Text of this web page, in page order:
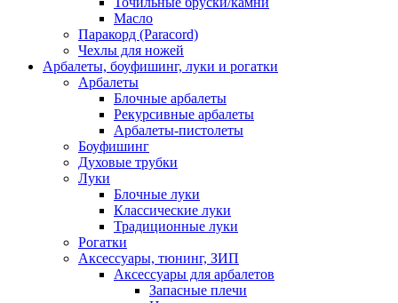
Масло
Паракорд (Paracord)
Чехлы для ножей
Арбалеты, боуфишинг, луки и рогатки
Арбалеты
Блочные арбалеты
Рекурсивные арбалеты
Арбалеты-пистолеты
Боуфишинг
Духовые трубки
Луки
Блочные луки
Классические луки
Традиционные луки
Рогатки
Аксессуары, тюнинг, ЗИП
Аксессуары для арбалетов
Запасные плечи